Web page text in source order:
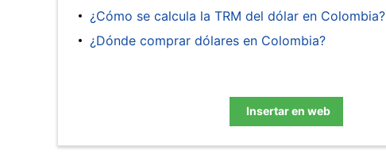
¿Cómo se calcula la TRM del dólar en Colombia?
¿Dónde comprar dólares en Colombia?
Insertar en web